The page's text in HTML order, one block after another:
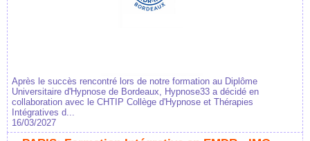
Après le succès rencontré lors de notre formation au Diplôme
Universitaire d'Hypnose de Bordeaux, Hypnose33 a décidé en
collaboration avec le CHTIP Collège d'Hypnose et Thérapies
Intégratives d...
16/03/2027